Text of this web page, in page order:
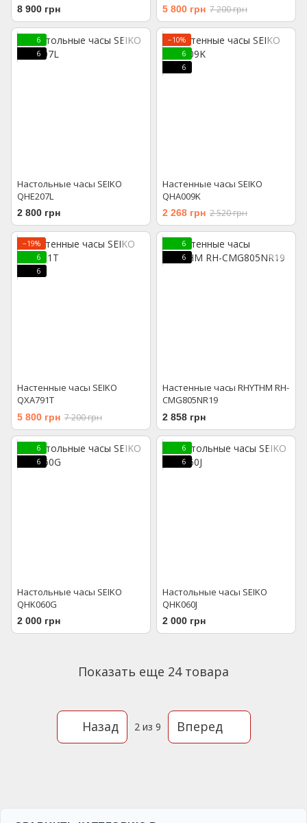
8 900 грн 5 800 грн 7 200 грн
6
6
Настольные часы SEIKO
QHE207L
2 800 грн
−10%
6
6
Настенные часы SEIKO
QHA009K
2 268 грн 2 520 грн
−19%
6
6
Настенные часы SEIKO
QXA791T
5 800 грн 7 200 грн
6
6
Настенные часы RHYTHM RH-
CMG805NR19
2 858 грн
6
6
Настольные часы SEIKO
QHK060G
2 000 грн
6
6
Настольные часы SEIKO
QHK060J
2 000 грн
Показать еще 24 товара
Назад 2 из 9 Вперед